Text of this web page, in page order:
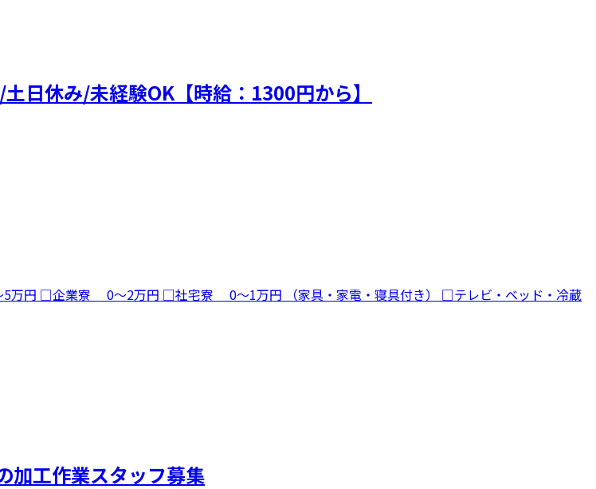
日休み/未経験OK【時給：1300円から】
万円 □企業寮 0～2万円 □社宅寮 0～1万円 （家具・家電・寝具付き） □テレビ・ベッド・冷蔵
加工作業スタッフ募集